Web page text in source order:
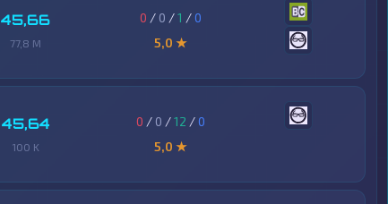
45,66
77,8 M
0 / 0 /1 /0
5,0 ★
45,64
100 K
0 / 0 /12 /0
5,0 ★